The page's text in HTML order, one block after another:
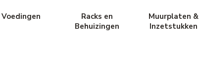
Voedingen
Racks en
Behuizingen
Muurplaten &
Inzetstukken